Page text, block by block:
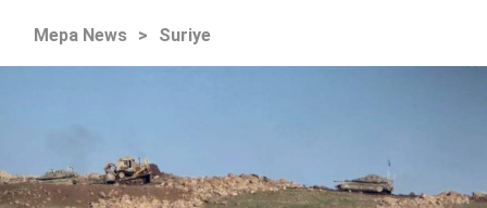
Mepa News > Suriye